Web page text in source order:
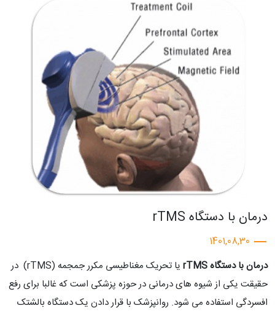
درمان با دستگاه rTMS
1401,08,30
درمان با دستگاه rTMS
یا تحریک مغناطیسی مکرر جمجمه (rTMS) در
حقیقت یکی از شیوه های درمانی در حوزه پزشکی است که غالبا برای رفع
افسردگی استفاده می شود. روانپزشک با قرار دادن یک دستگاه بالشتک